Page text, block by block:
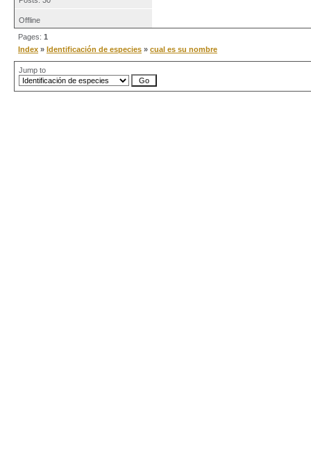
Offline
Pages: 1
Index » Identificación de especies » cual es su nombre
Jump to